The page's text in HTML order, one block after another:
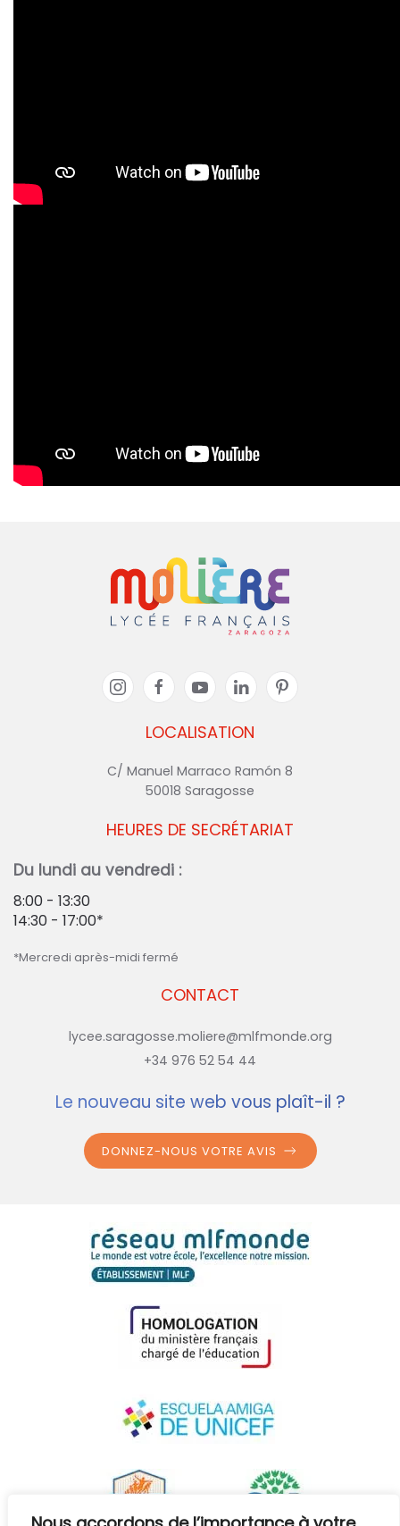
LOCALISATION
C/ Manuel Marraco Ramón 8
50018 Saragosse
CONTACT
lycee.saragosse.moliere@mlfmonde.org
+34 976 52 54 44
HEURES DE SECRÉTARIAT
Du lundi au vendredi :
8:00 - 13:30
14:30 - 17:00*
*Mercredi après-midi fermé
Le nouveau site web vous plaît-il ?
DONNEZ-NOUS VOTRE AVIS